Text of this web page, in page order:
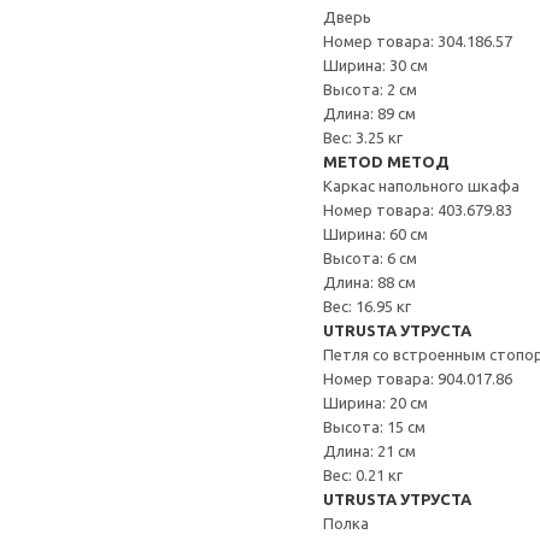
Дверь
Номер товара: 304.186.57
Ширина: 30 см
Высота: 2 см
Длина: 89 см
Вес: 3.25 кг
METOD МЕТОД
Каркас напольного шкафа
Номер товара: 403.679.83
Ширина: 60 см
Высота: 6 см
Длина: 88 см
Вес: 16.95 кг
UTRUSTA УТРУСТА
Петля со встроенным
Номер товара: 904.017.86
Ширина: 20 см
Высота: 15 см
Длина: 21 см
Вес: 0.21 кг
UTRUSTA УТРУСТА
Полка